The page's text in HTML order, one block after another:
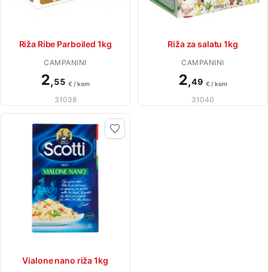
Riža Ribe Parboiled 1kg
CAMPANINI
2,55 € / kom
31038
Riža za salatu 1kg
CAMPANINI
2,49 € / kom
31040
Vialone nano riža 1kg